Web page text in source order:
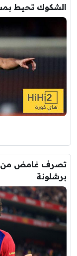
الشكوك تحيط
تصرف غامض من
برشلونة